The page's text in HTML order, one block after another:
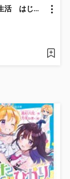
別冊天然生活 はじめての、やさしいお菓子